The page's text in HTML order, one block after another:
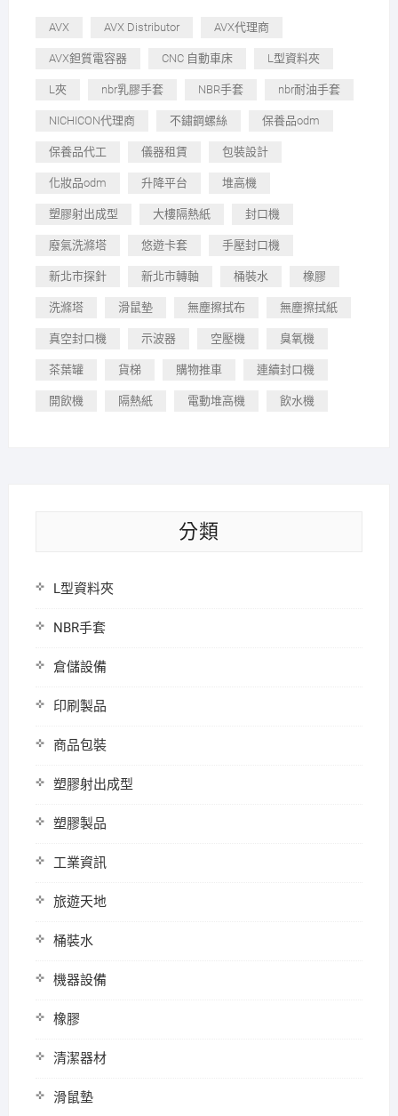
AVX AVX Distributor AVX代理商
AVX鉭質電容器 CNC 自動車床 L型資料夾
L夾 nbr乳膠手套 NBR手套 nbr耐油手套
NICHICON代理商 不鏽鋼螺絲 保養品odm
保養品代工 儀器租賃 包裝設計
化妝品odm 升降平台 堆高機
塑膠射出成型 大樓隔熱紙 封口機
廢氣洗滌塔 悠遊卡套 手壓封口機
新北市探針 新北市轉軸 桶裝水 橡膠
洗滌塔 滑鼠墊 無塵擦拭布 無塵擦拭紙
真空封口機 示波器 空壓機 臭氧機
茶葉罐 貨梯 購物推車 連續封口機
開飲機 隔熱紙 電動堆高機 飲水機
分類
L型資料夾
NBR手套
倉儲設備
印刷製品
商品包裝
塑膠射出成型
塑膠製品
工業資訊
旅遊天地
桶裝水
機器設備
橡膠
清潔器材
滑鼠墊